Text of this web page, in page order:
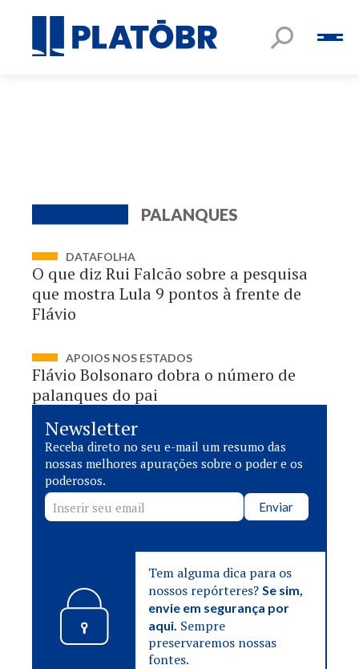
PALANQUES
DATAFOLHA
O que diz Rui Falcão sobre a pesquisa
que mostra Lula 9 pontos à frente de
Flávio
APOIOS NOS ESTADOS
Flávio Bolsonaro dobra o número de
palanques do pai
Newsletter
Receba direto no seu e-mail um resumo das
nossas melhores apurações sobre o poder e os
poderosos.
Enviar
Tem alguma dica para os
nossos repórteres?Se sim,
envie em segurança por
aqui. Sempre
preservaremos nossas
fontes.